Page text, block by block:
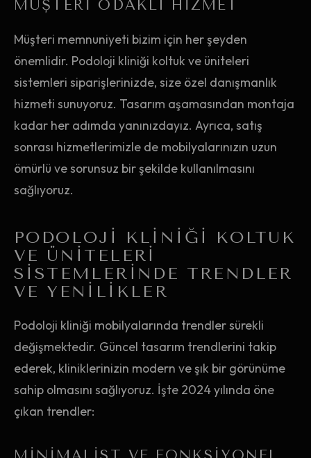
MÜŞTERI ODAKLI HIZMET
Müşteri memnuniyeti bizim için her şeyden
önemlidir. Podoloji kliniği koltuk ve üniteleri
sistemleri siparişlerinizde, size özel danışmanlık
hizmeti sunuyoruz. Tasarım aşamasından montaja
kadar her adımda yanınızdayız. Ayrıca, satış
sonrası hizmetlerimizle de mobilyalarınızın uzun
ömürlü ve sorunsuz bir şekilde kullanılmasını
sağlıyoruz.
PODOLOJI KLINIĞI KOLTUK
VE ÜNITELERI
SISTEMLERINDE TRENDLER
VE YENILIKLER
Podoloji kliniği mobilyalarında trendler sürekli
değişmektedir. Güncel tasarım trendlerini takip
ederek, kliniklerinizin modern ve şık bir görünüme
sahip olmasını sağlıyoruz. İşte 2024 yılında öne
çıkan trendler: